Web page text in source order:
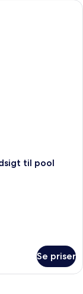
til pool
Se priser